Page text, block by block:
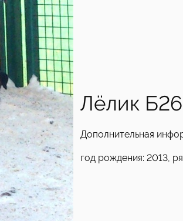
Лёлик
Дополнительная
год рождения: 2013,